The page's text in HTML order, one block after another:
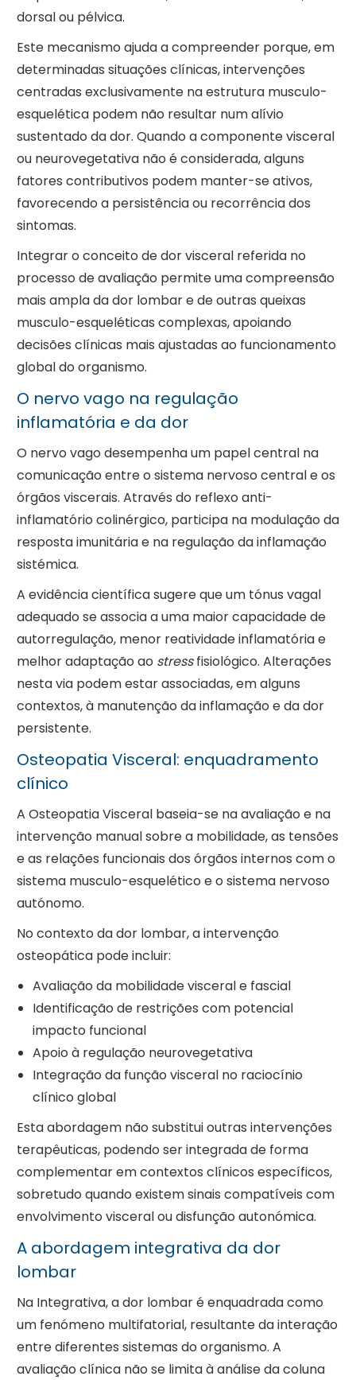
dorsal ou pélvica.
Este mecanismo ajuda a compreender porque, em
determinadas situações clínicas, intervenções
centradas exclusivamente na estrutura musculo-
esquelética podem não resultar num alívio
sustentado da dor. Quando a componente visceral
ou neurovegetativa não é considerada, alguns
fatores contributivos podem manter-se ativos,
favorecendo a persistência ou recorrência dos
sintomas.
Integrar o conceito de dor visceral referida no
processo de avaliação permite uma compreensão
mais ampla da dor lombar e de outras queixas
musculo-esqueléticas complexas, apoiando
decisões clínicas mais ajustadas ao funcionamento
global do organismo.
O nervo vago na regulação
inflamatória e da dor
O nervo vago desempenha um papel central na
comunicação entre o sistema nervoso central e os
órgãos viscerais. Através do reflexo anti-
inflamatório colinérgico, participa na modulação da
resposta imunitária e na regulação da inflamação
sistémica.
A evidência científica sugere que um tónus vagal
adequado se associa a uma maior capacidade de
autorregulação, menor reatividade inflamatória e
melhor adaptação ao stressfisiológico. Alterações
nesta via podem estar associadas, em alguns
contextos, à manutenção da inflamação e da dor
persistente.
Osteopatia Visceral: enquadramento
clínico
A Osteopatia Visceral baseia-se na avaliação e na
intervenção manual sobre a mobilidade, as tensões
e as relações funcionais dos órgãos internos com o
sistema musculo-esquelético e o sistema nervoso
autónomo.
No contexto da dor lombar, a intervenção
osteopática pode incluir:
Avaliação da mobilidade visceral e fascial
Identificação de restrições com potencial
impacto funcional
Apoio à regulação neurovegetativa
Integração da função visceral no raciocínio
clínico global
Esta abordagem não substitui outras intervenções
terapêuticas, podendo ser integrada de forma
complementar em contextos clínicos específicos,
sobretudo quando existem sinais compatíveis com
envolvimento visceral ou disfunção autonómica.
A abordagem integrativa da dor
lombar
Na Integrativa, a dor lombar é enquadrada como
um fenómeno multifatorial, resultante da interação
entre diferentes sistemas do organismo. A
avaliação clínica não se limita à análise da coluna